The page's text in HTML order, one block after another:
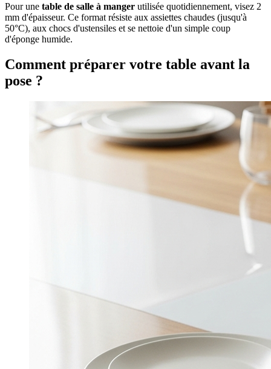
Pour une table de salle à manger utilisée quotidiennement, visez 2
mm d'épaisseur. Ce format résiste aux assiettes chaudes (jusqu'à
50°C), aux chocs d'ustensiles et se nettoie d'un simple coup
d'éponge humide.
Comment préparer votre table avant la
pose ?